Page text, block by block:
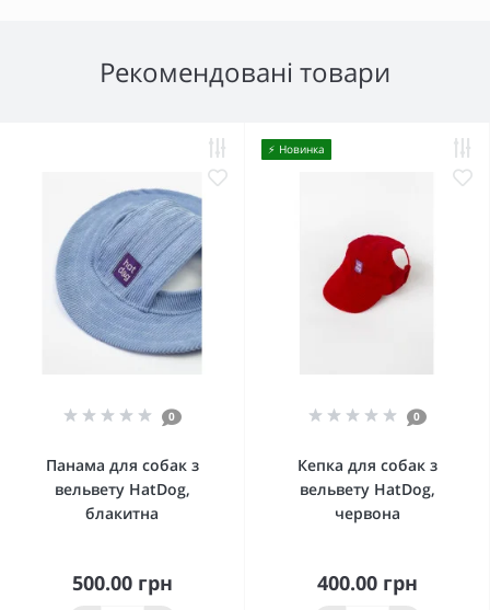
Рекомендовані товари
0
Панама для собак з
вельвету HatDog,
блакитна
500.00 грн
⚡️ Новинка
0
Кепка для собак з
вельвету HatDog,
червона
400.00 грн